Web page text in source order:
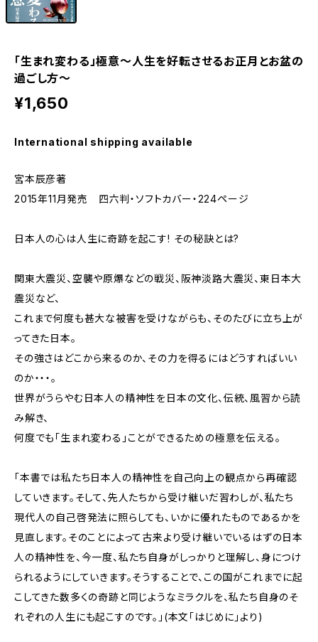
「生まれ変わる」極意～人生を好転させるお正月とお盆の
過ごし方～
¥1,650
International shipping available
宮本辰彦著
2015年11月発売 四六判・ソフトカバー・224ページ
日本人の心は人生に奇跡を起こす! その秘訣とは?
関東大震災、空襲や原爆などの戦災、阪神淡路大震災、東日本大
震災など、
これまで何度も甚大な被害を受けながらも、そのたびに立ち上が
ってきた日本。
その強さはどこから来るのか、その力を得るにはどうすればいい
のか・・・。
世界がうらやむ日本人の精神性を日本の文化、伝統、風習から読
み解き、
何度でも「生まれ変わる」ことができるための極意を伝える。
「本書では私たち日本人の精神性を自己向上の観点から再確認
していきます。そして、先人たちから受け継いだ習わしが、私たち
現代人の自己啓発法に照らしても、いかに優れたものであるかを
見直します。そのことによって古来より受け継いでいるはずの日本
人の精神性を、今一度、私たち自身がしっかりと理解し、身につけ
られるようにしていきます。そうすることで、この国がこれまでに起
こしてきた数多くの奇跡と同じようなミラクルを、私たち自身のそ
れぞれの人生にも起こすのです。」(本文「はじめに」より)